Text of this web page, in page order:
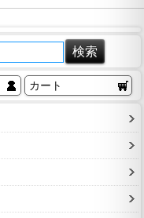
カート